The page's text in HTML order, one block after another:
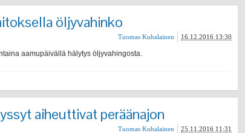
öljyvahinko
16.12.2016 13:30
Tuomas Kuhalainen
aamupäivällä hälytys öljyvahingosta.
aiheuttivat peräänajon
25.11.2016 11:31
Tuomas Kuhalainen